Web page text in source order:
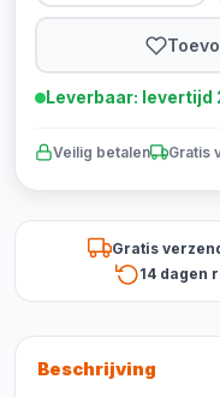
Leverbaar: levertijd
Veilig betalen Gratis
Gratis
14 dagen
Beschrijving